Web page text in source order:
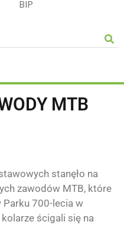
BIP
MTB
stanęło na
zawodów MTB, które
Parku 700-lecia w
ścigali się na